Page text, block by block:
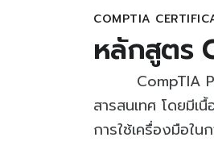
COMPTIA
หลักสูตร
CompTIA
สารสนเทศ โดยมีเ
การใช้เครื่องมือใน